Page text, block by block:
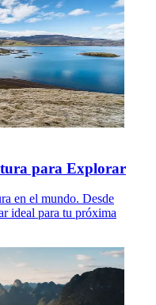
para Explorar
en el mundo. Desde
ideal para tu próxima